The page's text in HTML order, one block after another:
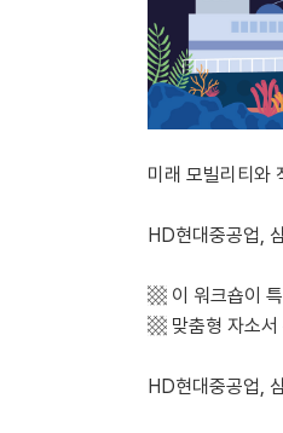
미래 모빌리티와
HD현대중공업,
▩ 이 워크숍이
▩ 맞춤형 자소서
HD현대중공업,